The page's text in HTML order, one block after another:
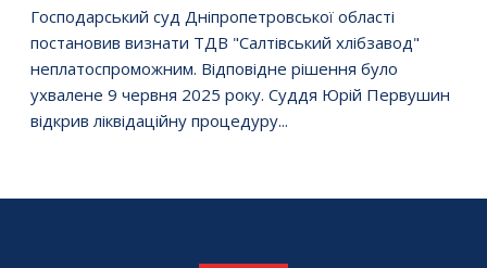
Господарський суд Дніпропетровської області
постановив визнати ТДВ "Салтівський хлібзавод"
неплатоспроможним. Відповідне рішення було
ухвалене 9 червня 2025 року. Суддя Юрій Первушин
відкрив ліквідаційну процедуру...